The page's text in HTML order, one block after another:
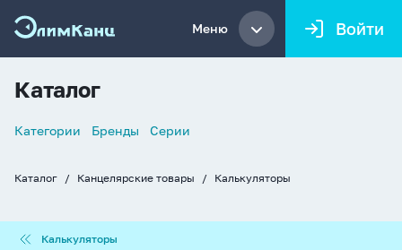
Меню Войти
Каталог
Список
Категории Бренды Серии
Каталог Канцелярские товары Калькуляторы
Калькуляторы